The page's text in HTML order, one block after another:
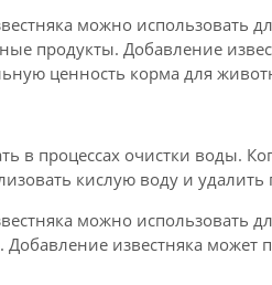
можно использовать
продукты. Добавление
ценность корма для
в процессах очистки воды.
кислую воду и удалить
можно использовать
известняка